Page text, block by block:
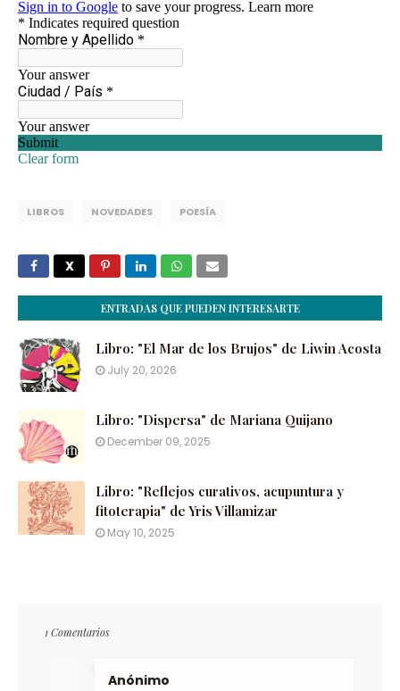
LIBROS NOVEDADES POESÍA
ENTRADAS QUE PUEDEN INTERESARTE
Libro: "El Mar de los Brujos" de Liwin Acosta
July 20, 2026
Libro: "Dispersa" de Mariana Quijano
December 09, 2025
Libro: "Reflejos curativos, acupuntura y
fitoterapia" de Yris Villamizar
May 10, 2025
1 Comentarios
Anónimo